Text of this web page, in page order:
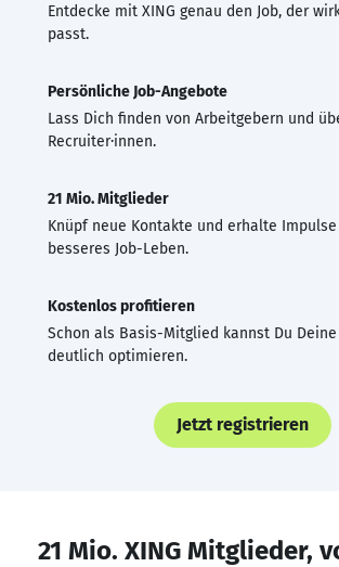
Entdecke mit XING genau den Job, der
passt.
Persönliche Job-Angebote
Lass Dich finden von Arbeitgebern und
Recruiter·innen.
21 Mio. Mitglieder
Knüpf neue Kontakte und erhalte
besseres Job-Leben.
Kostenlos profitieren
Schon als Basis-Mitglied kannst Du Deine
deutlich optimieren.
Jetzt registrieren
21 Mio. XING Mitglieder,